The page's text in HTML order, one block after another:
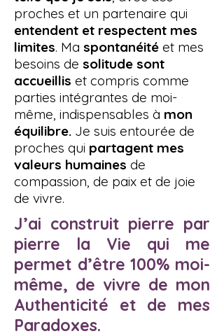
proches et un partenaire qui
entendent et respectent mes
limites. Ma spontanéité et mes
besoins de solitude sont
accueillis et compris comme
parties intégrantes de moi-
même, indispensables à mon
équilibre. Je suis entourée de
proches qui partagent mes
valeurs humaines de
compassion, de paix et de joie
de vivre.
J’ai construit pierre par
pierre la Vie qui me
permet d’être 100% moi-
même, de vivre de mon
Authenticité et de mes
Paradoxes.